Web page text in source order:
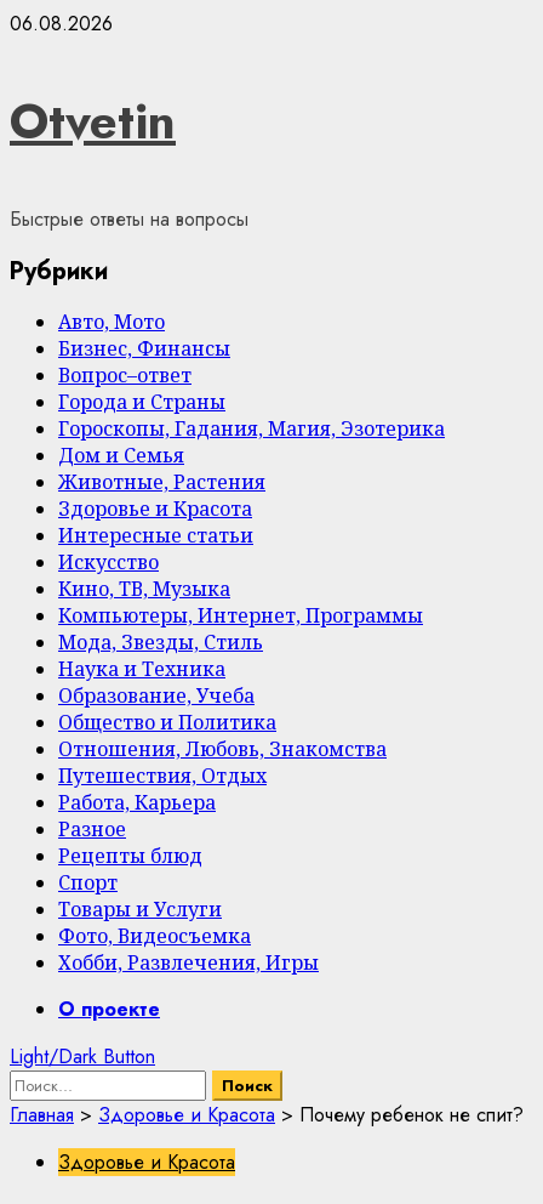
Skip
06.08.2026
Otvetin
Быстрые ответы на вопросы
Рубрики
Авто, Мото
Бизнес, Финансы
Вопрос–ответ
Города и Страны
Гороскопы, Гадания, Магия, Эзотерика
Дом и Семья
Животные, Растения
Здоровье и Красота
Интересные статьи
Искусство
Кино, ТВ, Музыка
Компьютеры, Интернет, Программы
Мода, Звезды, Стиль
Наука и Техника
Образование, Учеба
Общество и Политика
Отношения, Любовь, Знакомства
Путешествия, Отдых
Работа, Карьера
Разное
Рецепты блюд
Спорт
Товары и Услуги
Фото, Видеосъемка
Хобби, Развлечения, Игры
PrimaryО проекте
Light/Dark Button
Найти:
Главная > Здоровье и Красота > Почему ребенок не спит?
Здоровье и Красота